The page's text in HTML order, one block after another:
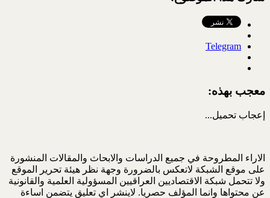
Telegram
معجب بهذه:
إعجاب تحميل...
الاراء المطروحة في جميع الدراسات والابحاث والمقالات المنشورة
على موقع الشبكة لاتعكس بالضرورة وجهة نظر هيئة تحرير الموقع
ولا تتحمل شبكة الاقتصاديين العراقيين المسؤولية العلمية والقانونية
عن محتواها وانما المؤلف حصريا. لاينشر اي تعليق يتضمن اساءة